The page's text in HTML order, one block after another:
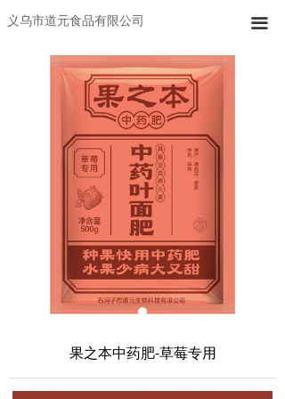
义乌市道元食品有限公司 끀
果之本中药肥-草莓专用